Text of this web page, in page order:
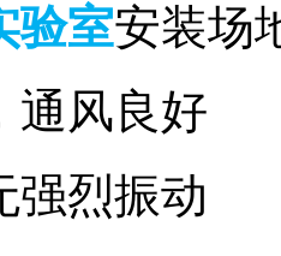
验室安装场
通风良好
强烈振动